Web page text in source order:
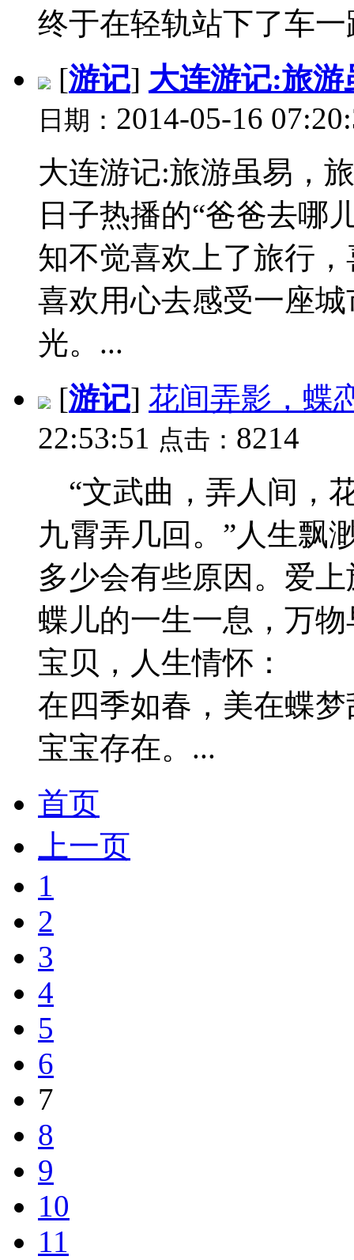
终于在轻轨站下了车
[游记] 大连游记:旅
日期： 2014-05-16
大连游记:旅游虽易，
日子热播的“爸爸去哪
知不觉喜欢上了旅行
喜欢用心去感受一座
光。...
[游记] 花间弄影，蝶
22:53:51 点击： 8214
“文武曲，弄人间，
九霄弄几回。”人生飘
多少会有些原因。爱
蝶儿的一生一息，
宝贝，人生情怀：
在四季如春，美在蝶
宝宝存在。...
首页
上一页
1
2
3
4
5
6
7
8
9
10
11